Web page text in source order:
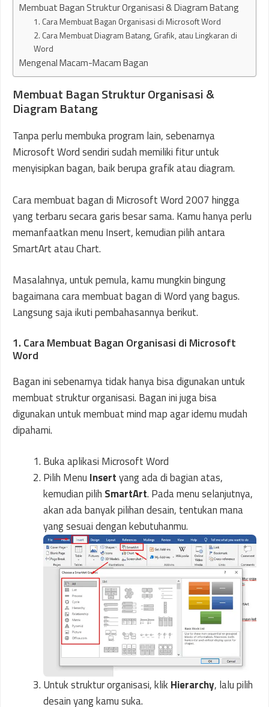
Membuat Bagan Struktur Organisasi & Diagram Batang
1. Cara Membuat Bagan Organisasi di Microsoft Word
2. Cara Membuat Diagram Batang, Grafik, atau Lingkaran di
Word
Mengenal Macam-Macam Bagan
Membuat Bagan Struktur Organisasi &
Diagram Batang
Tanpa perlu membuka program lain, sebenarnya
Microsoft Word sendiri sudah memiliki fitur untuk
menyisipkan bagan, baik berupa grafik atau diagram.
Cara membuat bagan di Microsoft Word 2007 hingga
yang terbaru secara garis besar sama. Kamu hanya perlu
memanfaatkan menu Insert, kemudian pilih antara
SmartArt atau Chart.
Masalahnya, untuk pemula, kamu mungkin bingung
bagaimana cara membuat bagan di Word yang bagus.
Langsung saja ikuti pembahasannya berikut.
1. Cara Membuat Bagan Organisasi di Microsoft
Word
Bagan ini sebenarnya tidak hanya bisa digunakan untuk
membuat struktur organisasi. Bagan ini juga bisa
digunakan untuk membuat mind map agar idemu mudah
dipahami.
Buka aplikasi Microsoft Word
Pilih Menu Insertyang ada di bagian atas,
kemudian pilih SmartArt. Pada menu selanjutnya,
akan ada banyak pilihan desain, tentukan mana
yang sesuai dengan kebutuhanmu.
Untuk struktur organisasi, klik Hierarchy, lalu pilih
desain yang kamu suka.